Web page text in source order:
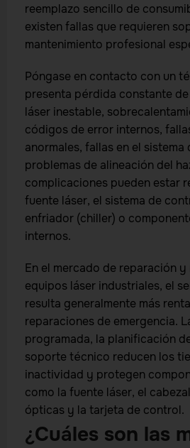
reemplazo sencillo de
existen fallas que requieren
mantenimiento profesional
Póngase en contacto con un
presenta pérdida constante
láser inestable,
códigos de error internos,
anormales, fallas en el
problemas de alineación del
complicaciones pueden estar
fuente láser, el sistema de
enfriador (chiller) o
internos.
En el mercado de reparación
equipos láser industriales, el
resulta generalmente más
reparaciones de emergencia.
programada, la planificación
soporte técnico reducen los
inactividad y protegen
como la fuente láser, el
ópticas y la tarjeta de control.
¿Cuáles son las